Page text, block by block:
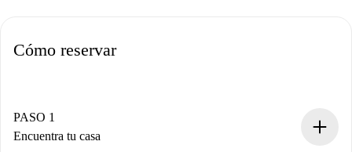
Cómo reservar
PASO 1
Encuentra tu casa